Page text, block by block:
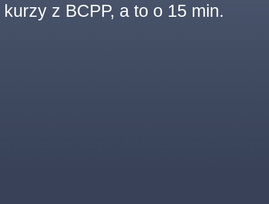
kurzy z BCPP, a to o 15 min.